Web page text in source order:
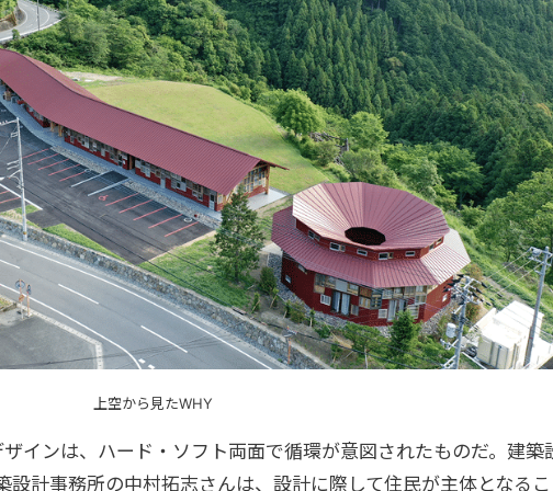
上空から見たWHY
インは、ハード・ソフト両面で循環が意図されたものだ。建築
設計事務所の中村拓志さんは、設計に際して住民が主体となる